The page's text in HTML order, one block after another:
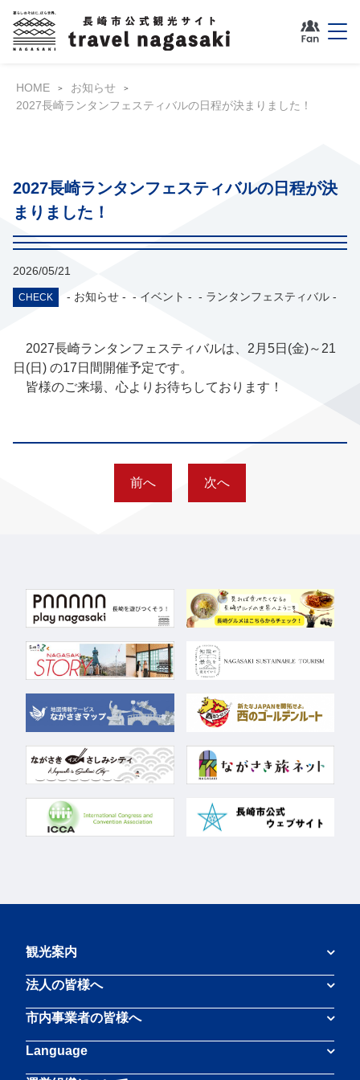
HOME
お知らせ
2027長崎ランタンフェスティバルの日程が決まりました！
2027長崎ランタンフェスティバルの日程が決
まりました！
2026/05/21
CHECK - お知らせ - - イベント - - ランタンフェスティバル -
2027長崎ランタンフェスティバルは、2月5日(金)～21
日(日) の17日間開催予定です。
皆様のご来場、心よりお待ちしております！
前へ 次へ
観光案内
法人の皆様へ
市内事業者の皆様へ
Language